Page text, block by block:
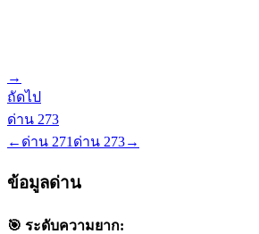
→
ถัดไป
ด่าน 273
← ด่าน 271 ด่าน 273→
ข้อมูลด่าน
🎯 ระดับความยาก: